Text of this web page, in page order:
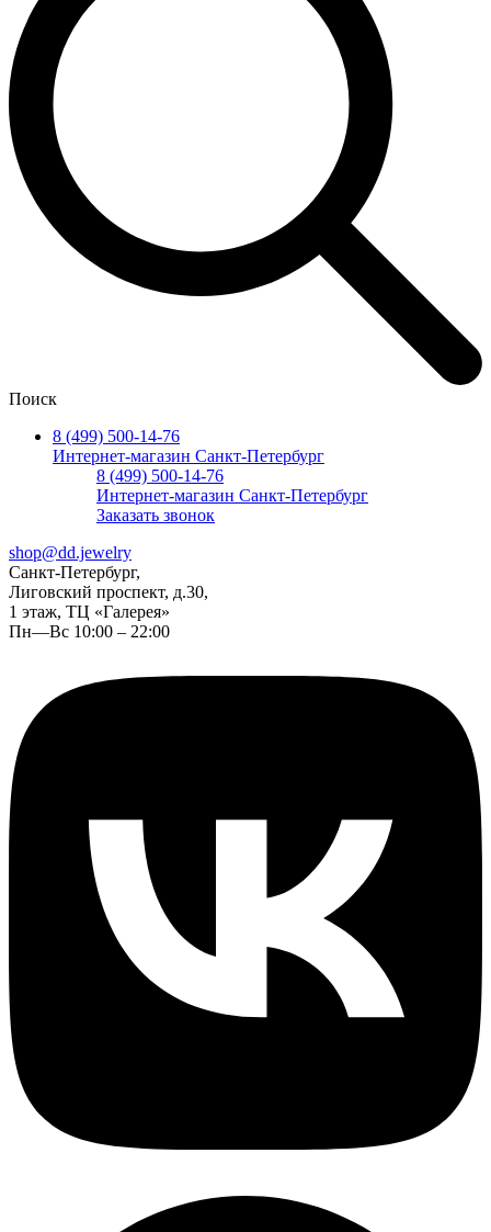
Поиск
8 (499) 500-14-76
Интернет-магазин Санкт-Петербург
8 (499) 500-14-76
Интернет-магазин Санкт-Петербург
Заказать звонок
shop@dd.jewelry
Санкт-Петербург,
Лиговский проспект, д.30,
1 этаж, ТЦ «Галерея»
Пн—Вс 10:00 – 22:00